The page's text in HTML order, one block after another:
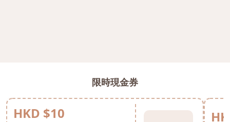
限時現金券
HKD $10